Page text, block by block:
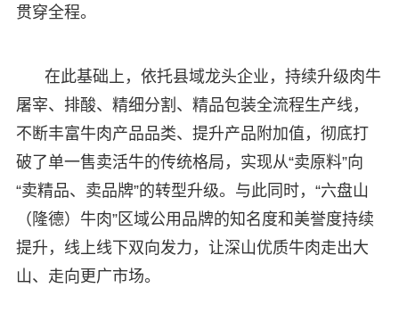
贯穿全程。
在此基础上，依托县域龙头企业，持续升级肉牛
屠宰、排酸、精细分割、精品包装全流程生产线，
不断丰富牛肉产品品类、提升产品附加值，彻底打
破了单一售卖活牛的传统格局，实现从“卖原料”向
“卖精品、卖品牌”的转型升级。与此同时，“六盘山
（隆德）牛肉”区域公用品牌的知名度和美誉度持续
提升，线上线下双向发力，让深山优质牛肉走出大
山、走向更广市场。